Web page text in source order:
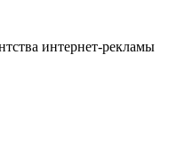
интернет-рекламы